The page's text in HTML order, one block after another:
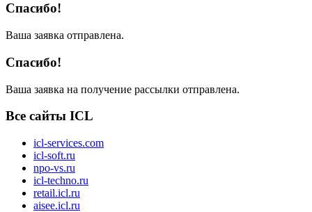
Спасибо!
Ваша заявка отправлена.
Спасибо!
Ваша заявка на получение рассылки отправлена.
Все сайты ICL
icl-services.com
icl-soft.ru
npo-vs.ru
icl-techno.ru
retail.icl.ru
aisee.icl.ru